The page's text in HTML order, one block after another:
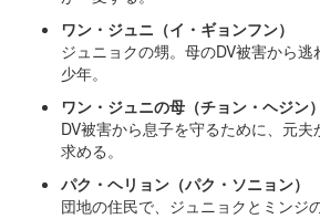
ワン・ジュニ（イ・ギョンフン）
ジュニョクの甥。母のDV被害から
少年。
ワン・ジュニの母（チョン・ヘジン）
DV被害から息子を守るために、元
求める。
パク・ヘリョン（パク・ソニョン）
団地の住民で、ジュニョクとミンジ